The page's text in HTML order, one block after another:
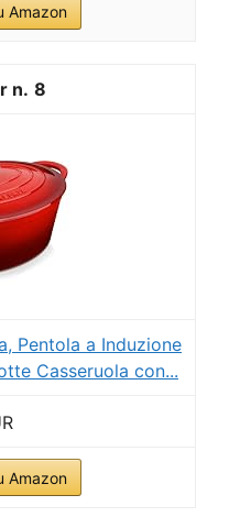
Amazon
8
Pentola a Induzione
Casseruola con...
Amazon